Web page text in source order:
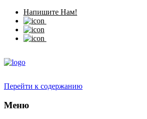
Напишите Нам!
Перейти к содержанию
Меню